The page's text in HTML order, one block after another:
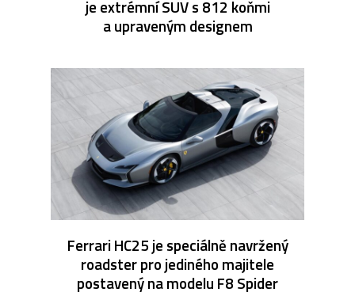
je extrémní SUV s 812 koňmi
a upraveným designem
Ferrari HC25 je speciálně navržený
roadster pro jediného majitele
postavený na modelu F8 Spider